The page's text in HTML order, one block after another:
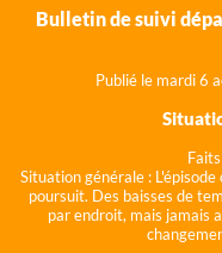
Bulletin de suivi
Publié le mardi 6
Situation générale :
poursuit. Des baisses de
par endroit, mais jamais